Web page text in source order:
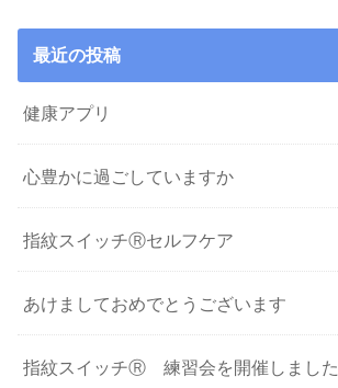
最近の投稿
健康アプリ
心豊かに過ごしていますか
指紋スイッチⓇセルフケア
あけましておめでとうございます
指紋スイッチⓇ 練習会を開催しました